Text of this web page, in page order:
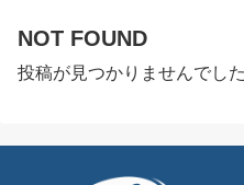
NOT FOUND
投稿が見つかりませんでした